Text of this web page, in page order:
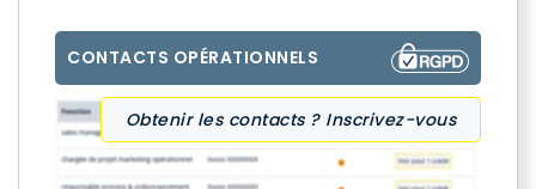
CONTACTS OPÉRATIONNELS
Obtenir les contacts ? Inscrivez-vous